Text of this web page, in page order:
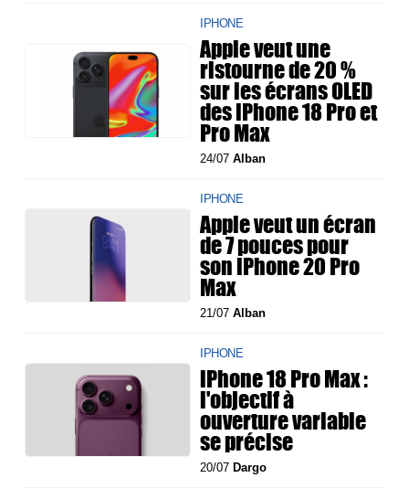
IPHONE
Apple veut une
ristourne de 20 %
sur les écrans OLED
des iPhone 18 Pro et
Pro Max
24/07Alban
IPHONE
Apple veut un écran
de 7 pouces pour
son iPhone 20 Pro
Max
21/07Alban
IPHONE
iPhone 18 Pro Max :
l'objectif à
ouverture variable
se précise
20/07Dargo